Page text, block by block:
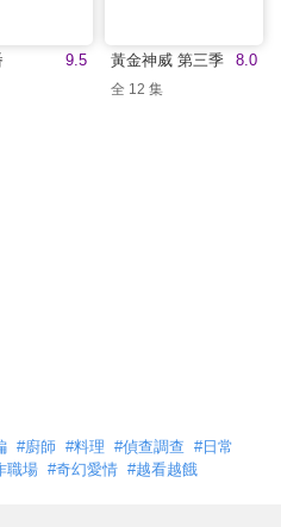
9.5 8.0
黃金神威 第三季
全 12 集
#廚師 #料理 #偵查調查 #日常
職場 #奇幻愛情 #越看越餓